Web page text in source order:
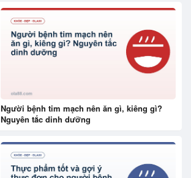
Người bệnh tim mạch nên ăn gì, kiêng gì?
Nguyên tắc dinh dưỡng